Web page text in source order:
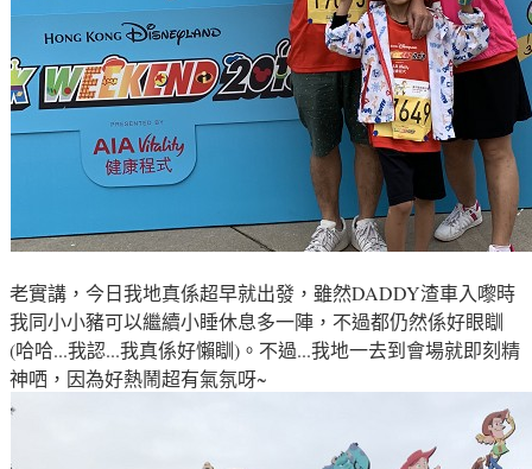
老實講 ，今日我地真係超早就出發 ，雖然DADDY渣車入嚟時
我同小小豬可以繼續小睡休息多一陣 ，不過都仍然係好眼瞓
(哈哈...我認...我真係好懶瞓)。不過...我地一去到會場就即刻精
神哂 ，因為好熱鬧超有氣氛呀~